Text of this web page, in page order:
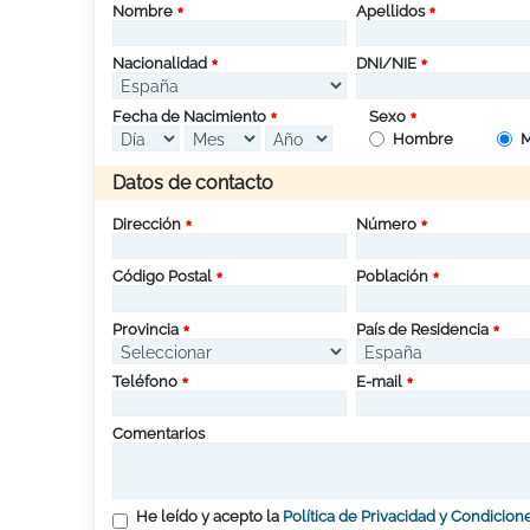
Nombre Apellidos
Nacionalidad DNI/NIE
Fecha de Nacimiento
Sexo
Hombre
Datos de contacto
Dirección Número
Código Postal Población
Provincia País de Residencia
Teléfono E-mail
Comentarios
He leído y acepto la Política de Privacidad y